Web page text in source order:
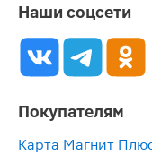
Наши соцсети
Покупателям
Карта Магнит